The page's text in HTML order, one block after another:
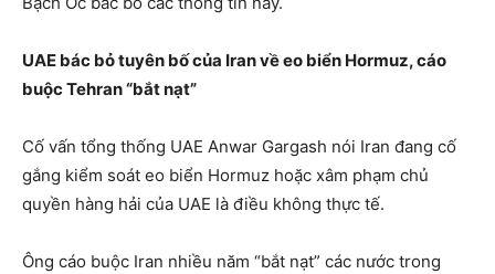
UAE bác bỏ tuyên bố của Iran về eo biển Hormuz, cáo
buộc Tehran “bắt nạt”
Cố vấn tổng thống UAE Anwar Gargash nói Iran đang cố
gắng kiểm soát eo biển Hormuz hoặc xâm phạm chủ
quyền hàng hải của UAE là điều không thực tế.
Ông cáo buộc Iran nhiều năm “bắt nạt” các nước trong